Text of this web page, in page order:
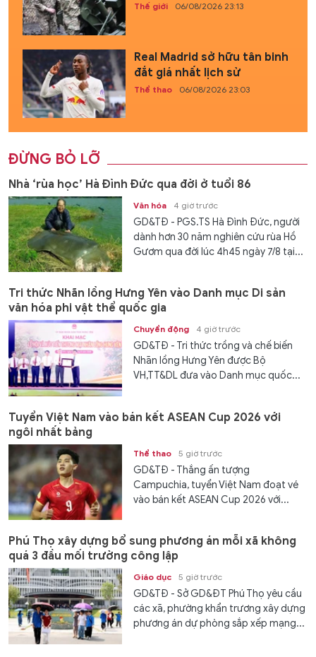
Thế giới 06/08/2026 23:13
Real Madrid sở hữu tân binh
đắt giá nhất lịch sử
Thể thao 06/08/2026 23:03
ĐỪNG BỎ LỠ
Nhà ‘rùa học’ Hà Đình Đức qua đời ở tuổi 86
Văn hóa 4 giờ trước
GD&TĐ - PGS.TS Hà Đình Đức, người
dành hơn 30 năm nghiên cứu rùa Hồ
Gươm qua đời lúc 4h45 ngày 7/8 tại...
Tri thức Nhãn lồng Hưng Yên vào Danh mục Di sản
văn hóa phi vật thể quốc gia
Chuyển động 4 giờ trước
GD&TĐ - Tri thức trồng và chế biến
Nhãn lồng Hưng Yên được Bộ
VH,TT&DL đưa vào Danh mục quốc...
Tuyển Việt Nam vào bán kết ASEAN Cup 2026 với
ngôi nhất bảng
Thể thao 5 giờ trước
GD&TĐ - Thắng ấn tượng
Campuchia, tuyển Việt Nam đoạt vé
vào bán kết ASEAN Cup 2026 với...
Phú Thọ xây dựng bổ sung phương án mỗi xã không
quá 3 đầu mối trường công lập
Giáo dục 5 giờ trước
GD&TĐ - Sở GD&ĐT Phú Thọ yêu cầu
các xã, phường khẩn trương xây dựng
phương án dự phòng sắp xếp mạng...